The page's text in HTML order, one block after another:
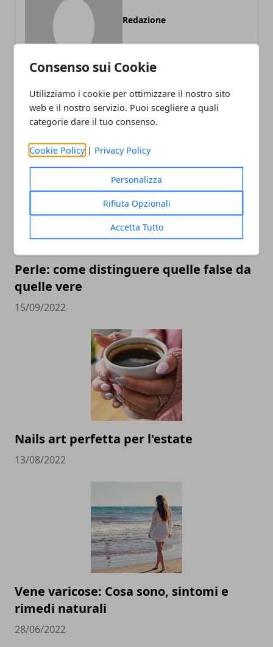
Consenso sui Cookie
Utilizziamo i cookie per ottimizzare il nostro sito
web e il nostro servizio. Puoi scegliere a quali
categorie dare il tuo consenso.
Cookie Policy | Privacy Policy
Personalizza
Rifiuta Opzionali
Accetta Tutto
Redazione
Perle: come distinguere quelle false da
quelle vere
15/09/2022
Nails art perfetta per l'estate
13/08/2022
Vene varicose: Cosa sono, sintomi e
rimedi naturali
28/06/2022